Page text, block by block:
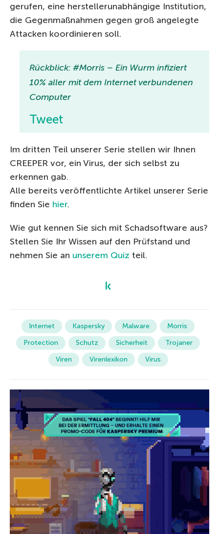
gerufen, eine herstellerunabhängige Institution,
die Gegenmaßnahmen gegen groß angelegte
Attacken koordinieren soll.
Rückblick: #Morris – Ein Wurm infiziert
10% aller mit dem Internet verbundenen
Computer
Tweet
Im dritten Teil unserer Serie stellen wir Ihnen
CREEPER vor, ein Virus, der sich selbst zu
erkennen gab.
Alle bereits veröffentlichte Artikel unserer Serie
finden Sie hier.
Wie gut kennen Sie sich mit Schadsoftware aus?
Stellen Sie Ihr Wissen auf den Prüfstand und
nehmen Sie an unserem Quiz teil.
Internet Kaspersky Malware
Morris
Protection
Schutz Sicherheit
Trojaner
Viren
Virenlexikon Virus